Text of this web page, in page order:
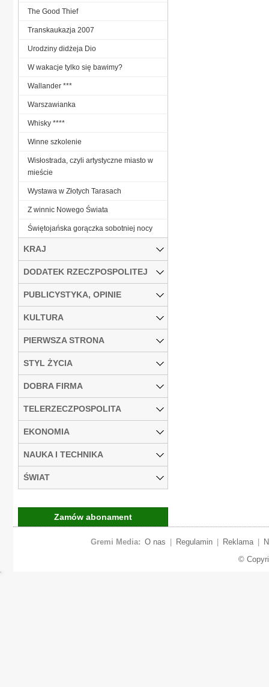
The Good Thief
Transkaukazja 2007
Urodziny didżeja Dio
W wakacje tylko się bawimy?
Wallander ***
Warszawianka
Whisky ****
Winne szkolenie
Wisłostrada, czyli artystyczne miasto w
mieście
Wystawa w Złotych Tarasach
Z winnic Nowego Świata
Świętojańska gorączka sobotniej nocy
KRAJ
DODATEK RZECZPOSPOLITEJ
PUBLICYSTYKA, OPINIE
KULTURA
PIERWSZA STRONA
STYL ŻYCIA
DOBRA FIRMA
TELERZECZPOSPOLITA
EKONOMIA
NAUKA I TECHNIKA
ŚWIAT
Zamów abonament
Gremi Media: O nas Regulamin Reklama
©